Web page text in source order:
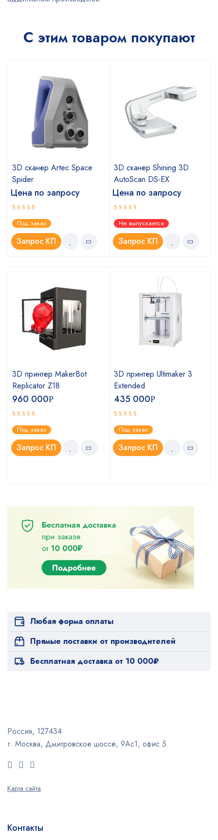
С этим товаром покупают
3D сканер Artec Space
Spider
Цена по запросу
Оценка
5.00из 5
Под заказ
Запрос КП
3D сканер Shining 3D
AutoScan DS-EX
Цена по запросу
Оценка
4.67из 5
Не выпускается
Запрос КП
3D принтер MakerBot
Replicator Z18
960 000Р
Оценка
4.75из 5
Под заказ
Запрос КП
3D принтер Ultimaker 3
Extended
435 000Р
Оценка
5.00из 5
Под заказ
Запрос КП
Любая форма оплаты
Прямые поставки от производителей
Бесплатная доставка от 10 000₽
Россия, 127434
г. Москва, Дмитровское шоссе, 9Ас1, офис 5
Карта сайта
Контакты